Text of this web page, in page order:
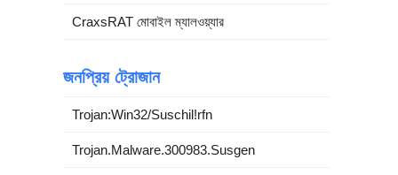
CraxsRAT মোবাইল ম্যালওয়্যার
জনপ্রিয় ট্রোজান
Trojan:Win32/Suschil!rfn
Trojan.Malware.300983.Susgen